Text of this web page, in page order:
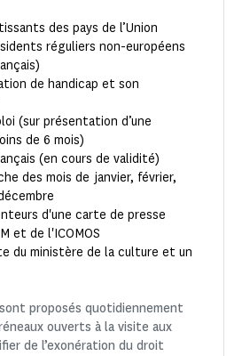
des pays de l’Union
réguliers non-européens
de handicap et son
(sur présentation d’une
de 6 mois)
(en cours de validité)
des mois de janvier, février,
d'une carte de presse
et de l'ICOMOS
du ministère de la culture et un
proposés quotidiennement
ouverts à la visite aux
de l’exonération du droit